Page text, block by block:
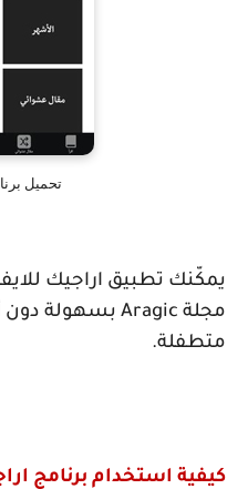
تحميل
يمكّنك تطبيق اراجيك
مجلة Aragic بسهولة دون
متطفلة.
كيفية استخدام برنامج